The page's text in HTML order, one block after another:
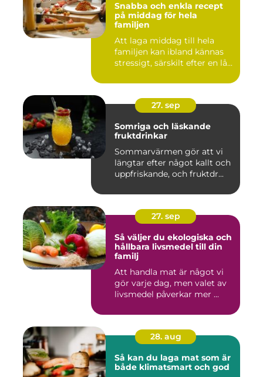
Snabba och enkla recept
på middag för hela
familjen
Att laga middag till hela
familjen kan ibland kännas
stressigt, särskilt efter en lå...
27. sep
Somriga och läskande
fruktdrinkar
Sommarvärmen gör att vi
längtar efter något kallt och
uppfriskande, och fruktdr...
27. sep
Så väljer du ekologiska och
hållbara livsmedel till din
familj
Att handla mat är något vi
gör varje dag, men valet av
livsmedel påverkar mer ...
28. aug
Så kan du laga mat som är
både klimatsmart och god